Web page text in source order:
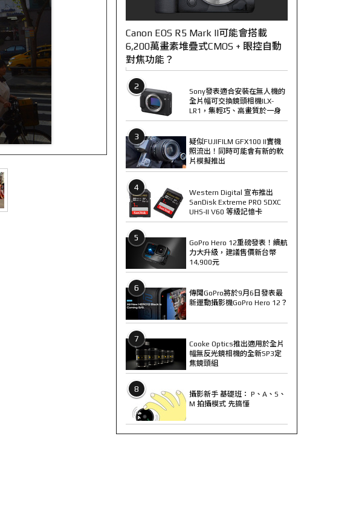
Canon EOS R5 Mark II可能會搭載
6,200萬畫素堆疊式CMOS + 眼控自動
對焦功能？
2
Sony發表適合安裝在無人機的
全片幅可交換鏡頭相機ILX-
LR1，集輕巧、高畫質於一身
3
疑似FUJIFILM GFX100 II實機
照流出！同時可能會有新的軟
片模擬推出
4
Western Digital 宣布推出
SanDisk Extreme PRO SDXC
UHS-II V60 等級記憶卡
5
GoPro Hero 12重磅發表！續航
力大升級，建議售價新台幣
14,900元
6
傳聞GoPro將於9月6日發表最
新運動攝影機GoPro Hero 12？
7
Cooke Optics推出適用於全片
幅無反光鏡相機的全新SP3定
焦鏡頭組
8
攝影新手 基礎班： P、A、S、
M 拍攝模式 先搞懂